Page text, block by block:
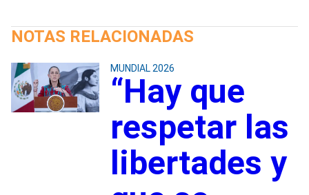
NOTAS RELACIONADAS
MUNDIAL 2026
“Hay que
respetar las
libertades y